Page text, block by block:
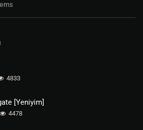
4833
[Yeniyim]
4478